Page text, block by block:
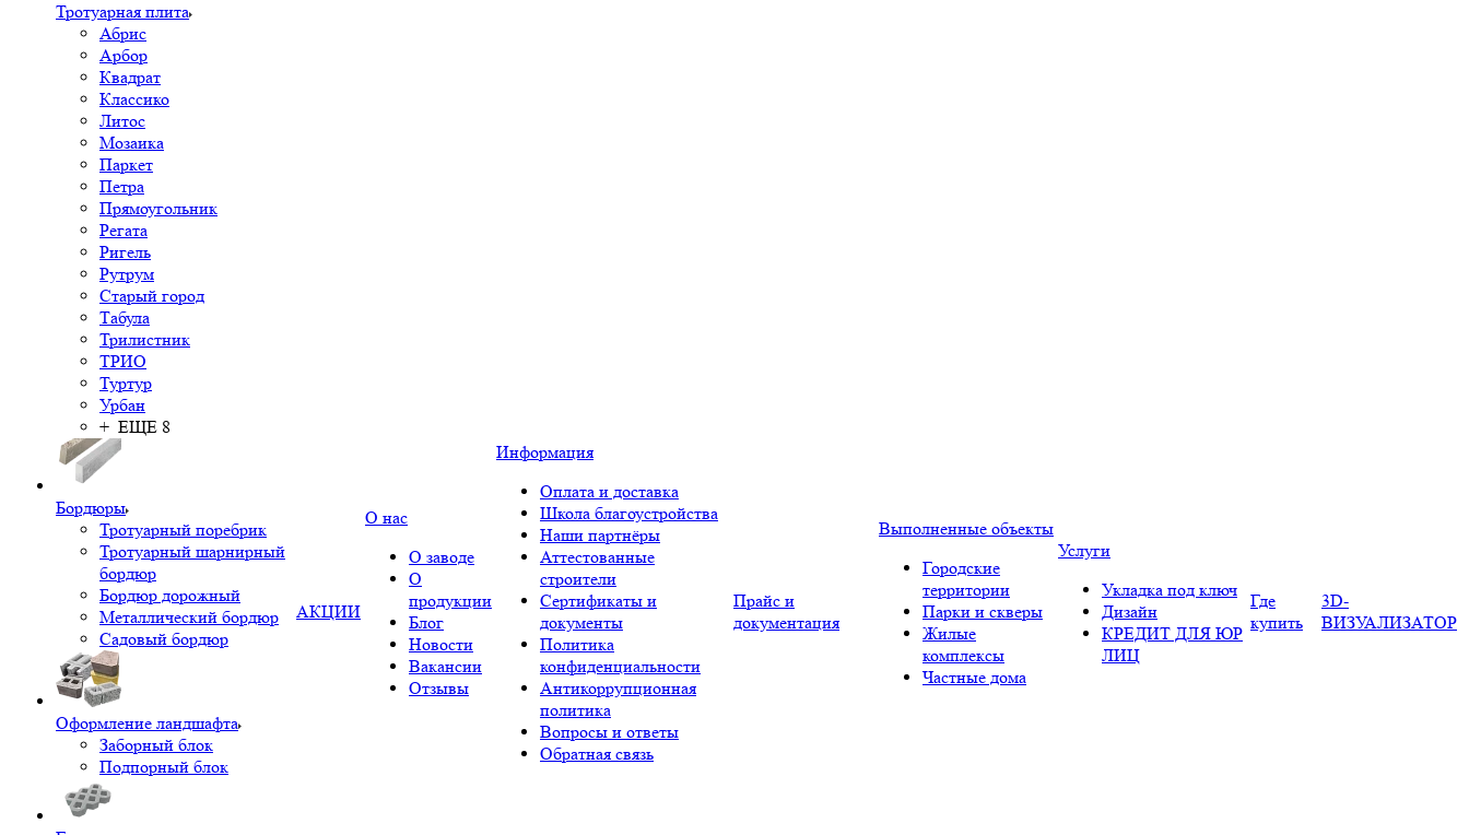
Тротуарная плита
Абрис
Арбор
Квадрат
Классико
Литос
Мозаика
Паркет
Петра
Прямоугольник
Регата
Ригель
Рутрум
Старый город
Табула
Трилистник
ТРИО
Туртур
Урбан
+ ЕЩЕ 8
Бордюры
Тротуарный поребрик
Тротуарный шарнирный
бордюр
Бордюр дорожный
Металлический бордюр
Садовый бордюр
Оформление ландшафта
Заборный блок
Подпорный блок
АКЦИИ
О нас
О заводе
О
продукции
Блог
Новости
Вакансии
Отзывы
Информация
Оплата и доставка
Школа благоустройства
Наши партнёры
Аттестованные
строители
Сертификаты и
документы
Политика
конфиденциальности
Антикоррупционная
политика
Вопросы и ответы
Обратная связь
Прайс и
документация
Выполненные объекты
Городские
территории
Парки и скверы
Жилые
комплексы
Частные дома
Услуги
Укладка под ключ
Дизайн
КРЕДИТ ДЛЯ ЮР
ЛИЦ
Где
купить
3D-
ВИЗУАЛИЗАТОР